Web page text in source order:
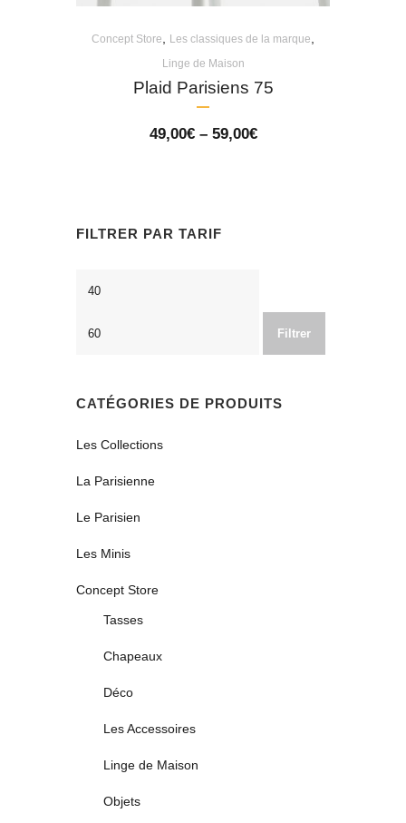
Concept Store Les classiques de la marque
Linge de Maison
Plaid Parisiens 75
49,00€ – 59,00€Price
FILTRER PAR TARIF
Filtrer
CATÉGORIES DE PRODUITS
Les Collections
La Parisienne
Le Parisien
Les Minis
Concept Store
Tasses
Chapeaux
Déco
Les Accessoires
Linge de Maison
Objets